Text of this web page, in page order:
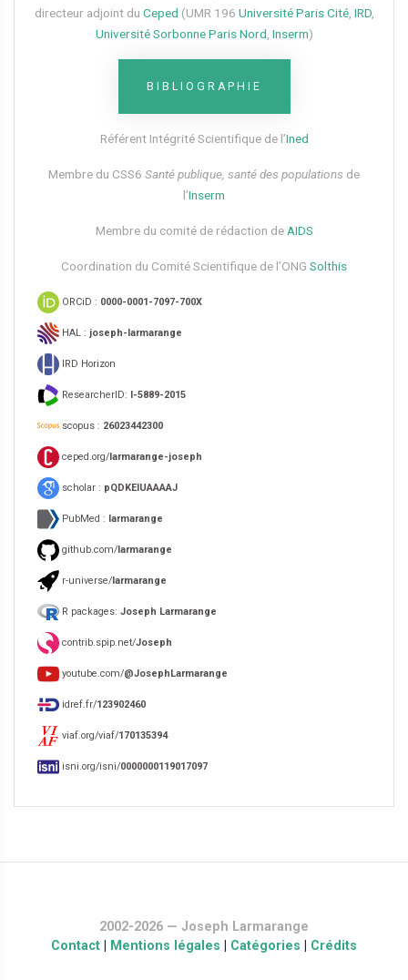
directeur adjoint du Ceped (UMR 196 Université Paris Cité, IRD,
Université Sorbonne Paris Nord Inserm)
BIBLIOGRAPHIE
Référent Intégrité Scientifique de l’Ined
Membre du CSS6​ Santé publique, santé des populations de
l’Inserm
Membre du comité de rédaction de AIDS
Coordination du Comité Scientifique de l’ONG Solthis
ORCiD : 0000-0001-7097-700X
HAL : joseph-larmarange
IRD Horizon
ResearcherID: I-5889-2015
scopus : 26023442300
ceped.org/larmarange-joseph
scholar : pQDKEIUAAAAJ
PubMed : larmarange
github.com/larmarange
r-universe/larmarange
R packages: Joseph Larmarange
contrib.spip.net/Joseph
youtube.com/@JosephLarmarange
idref.fr/123902460
viaf.org/viaf/170135394
isni.org/isni/0000000119017097
2002-2026 — Joseph Larmarange
Contact
Mentions légales Catégories Crédits